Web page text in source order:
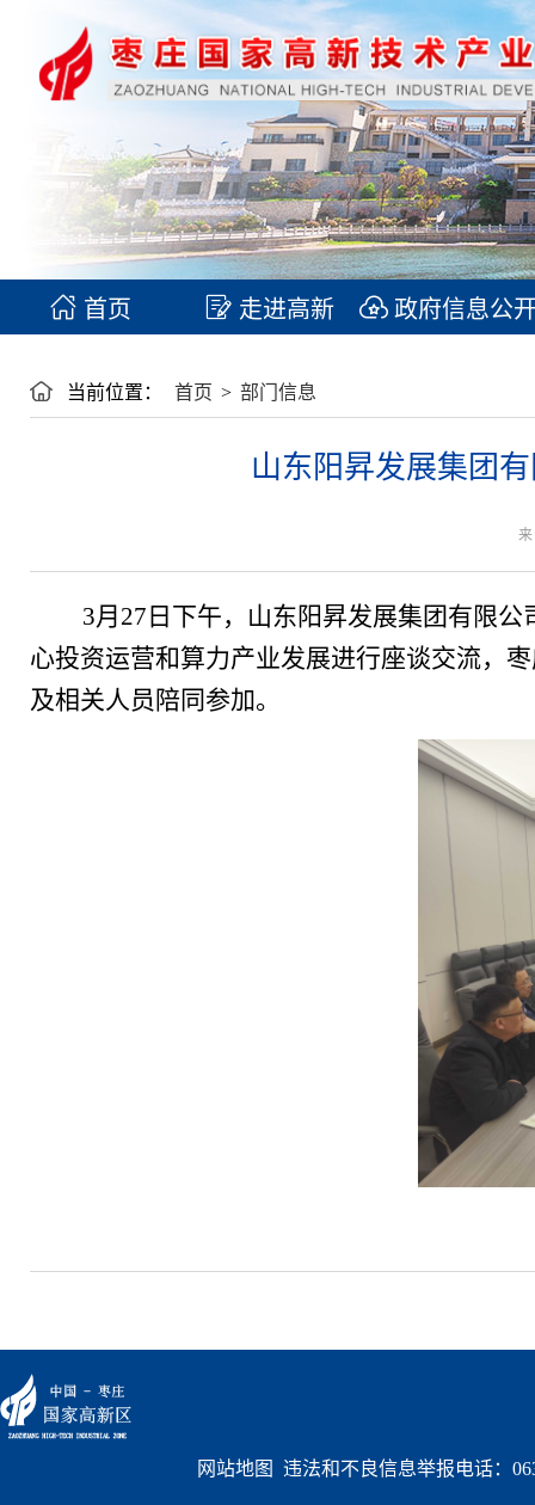
首页 走进高新 政府信息公
当前位置： 首页 > 部门信息
山东阳昇发展集团
3月27日下午， 山东阳昇发展集团有限公
心投资运营和算力产业发展进行座谈交流，
及相关人员陪同参加。
网站地图
违法和不良信息举报电话：